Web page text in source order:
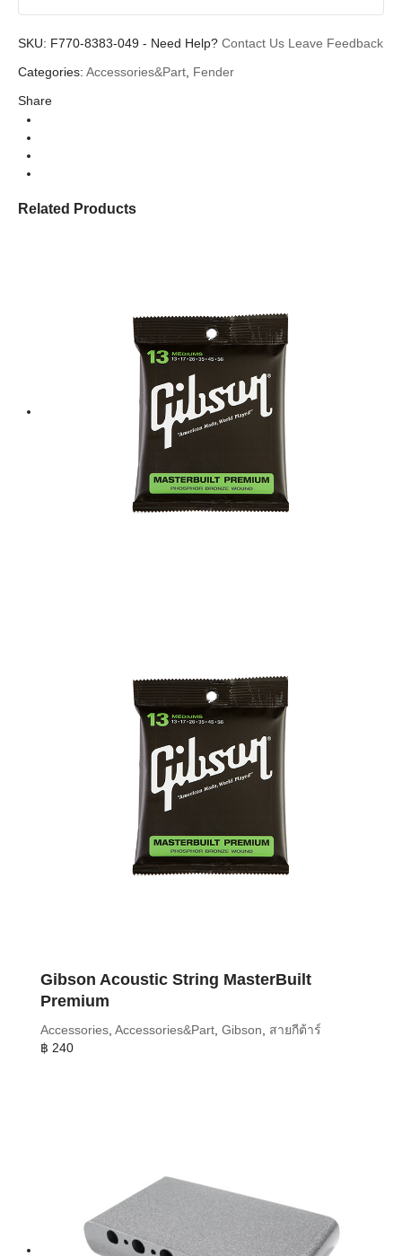
SKU: F770-8383-049 - Need Help? Contact Us Leave Feedback
Categories: Accessories&Part, Fender
Share
Related Products
Gibson Acoustic String MasterBuilt
Premium
Accessories, Accessories&Part, Gibson, สายกีต้าร์
฿ 240